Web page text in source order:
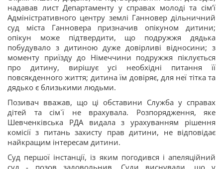
надавав лист Департаменту у справах молоді та сім'ї
Адміністративного центру землі Ганновер дільничний
суд міста Ганновера призначив опікуном дитини;
опікун може підтвердити, що подружжя дядька
побудувало з дитиною дуже довірливі відносини; з
моменту приїзду до Німеччини подружжя піклується
про дитину, вирішує усі необхідні питання її
повсякденного життя; дитина їм довіряє, для неї тітка та
дядько є близькими людьми.
Позивач вважав, що ці обставини Служба у справах
дітей та сім`ї не врахувала. Розпорядження, яке
Шевченківська РДА видала з урахуванням рішення
комісії з питань захисту прав дитини, не відповідає
найкращим інтересам дитини.
Суд першої інстанції, із яким погодився і апеляційний
суд - позов задовольнив. Суди виснували, що у